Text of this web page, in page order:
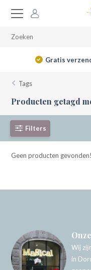
Gratis
Tags
Producten getagd
Filters
Geen producten
Wij
in